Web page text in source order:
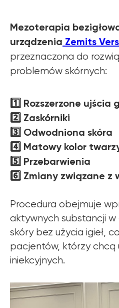
Mezoterapia
urządzenia Zemits
przeznaczona do
problemów skórnych:
1️⃣ Rozszerzone ujścia
2️⃣ Zaskórniki
3️⃣ Odwodniona skóra
4️⃣ Matowy kolor
5️⃣ Przebarwienia
6️⃣ Zmiany związane z
Procedura obejmuje
aktywnych substancji
skóry bez użycia igieł,
pacjentów, którzy chcą
iniekcyjnych.